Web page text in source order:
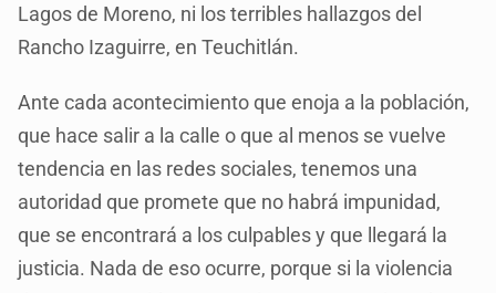
Lagos de Moreno, ni los terribles hallazgos del
Rancho Izaguirre, en Teuchitlán.
Ante cada acontecimiento que enoja a la población,
que hace salir a la calle o que al menos se vuelve
tendencia en las redes sociales, tenemos una
autoridad que promete que no habrá impunidad,
que se encontrará a los culpables y que llegará la
justicia. Nada de eso ocurre, porque si la violencia